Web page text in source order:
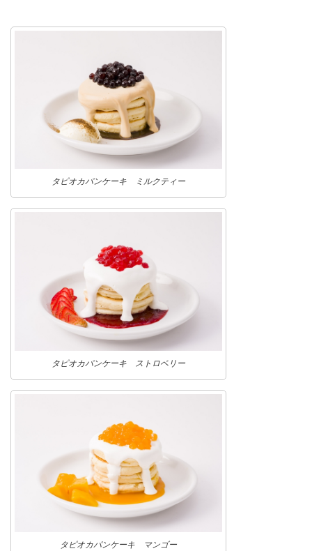
タピオカパンケーキ ミルクティー
タピオカパンケーキ ストロベリー
タピオカパンケーキ マンゴー